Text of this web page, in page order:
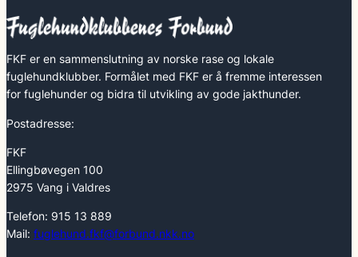
FKF er en sammenslutning av norske rase og lokale
fuglehundklubber. Formålet med FKF er å fremme interessen
for fuglehunder og bidra til utvikling av gode jakthunder.
Postadresse:
FKF
Ellingbøvegen 100
2975 Vang i Valdres
Telefon: 915 13 889
Mail: fuglehund.fkf@forbund.nkk.no